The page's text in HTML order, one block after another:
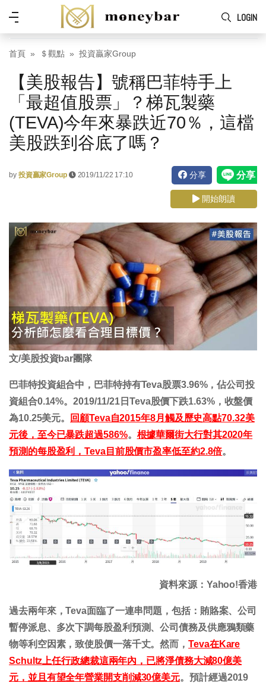
Skip to main content
LOGIN
功
能
表
首頁 ＄觀點 投資贏家Group
【美股報告】號稱巴菲特手上
「最超值股票」？梯瓦製藥
(TEVA)今年來暴跌近70％，這檔
美股跌到谷底了嗎？
by 投資贏家Group 2019/11/22 17:10 分享
開始朗讀
文/美股投資bar團隊
巴菲特投資組合中，巴菲特持有Teva股票3.96%，佔公司投
資組合0.14%。2019/11/21日Teva股價下跌1.63%，收盤價
為10.25美元。
回顧Teva自2015年8月觸及歷史高點70.32美
元後，至今已暴跌超過586%。 根據華爾街大行對其2020年
預測的每股盈利，Teva目前股價市盈率低至約2.8倍。
資料來源：Yahoo!香港
過去兩年來，Teva面臨了一連串問題，包括：賄賂案、公司
暫停派息、多次下調每股盈利預測、公司債務及供應鴉類藥
物等利空因素，致使股價一落千丈。然而，Teva在Kare
Schultz上任行政總裁這兩年內，已將淨債務大減80億美
元，並且有望全年營業開支削減30億美元。預計經過2019